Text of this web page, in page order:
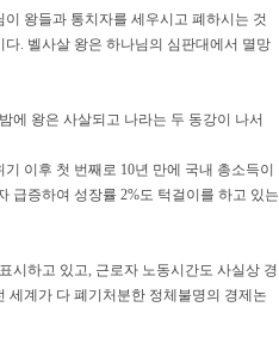
왕들과 통치자를 세우시고 폐하시는 것
. 벨사살 왕은 하나님의 심판대에서 멸망
에 왕은 사살되고 나라는 두 동강이 나서
이후 첫 번째로 10년 만에 국내 총소득이
급증하여 성장률 2%도 턱걸이를 하고 있는
시하고 있고, 근로자 노동시간도 사실상 경
세계가 다 폐기처분한 정체불명의 경제논